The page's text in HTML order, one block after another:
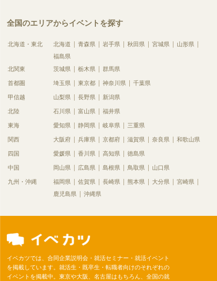
全国のエリアからイベントを探す
北海道・東北 北海道 青森県 岩手県 秋田県 宮城県
山形県
福島県
北関東
茨城県 栃木県 群馬県
首都圏 埼玉県 東京都 神奈川県 千葉県
甲信越 山梨県 長野県 新潟県
北陸 石川県 富山県 福井県
東海 愛知県 静岡県 岐阜県 三重県
関西 大阪府 兵庫県 京都府 滋賀県 奈良県 和歌山県
四国 愛媛県 香川県 高知県 徳島県
中国 岡山県 広島県 島根県 鳥取県 山口県
九州・沖縄 福岡県 佐賀県 長崎県 熊本県 大分県
宮崎県
鹿児島県
沖縄県
イベカツでは、合同企業説明会・就活セミナー・就活イベント
を掲載しています。就活生・既卒生・転職者向けのそれぞれの
イベントを掲載中。東京や大阪、名古屋はもちろん、全国の就